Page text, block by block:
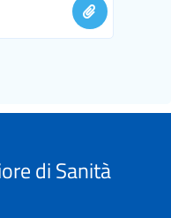
di Sanità